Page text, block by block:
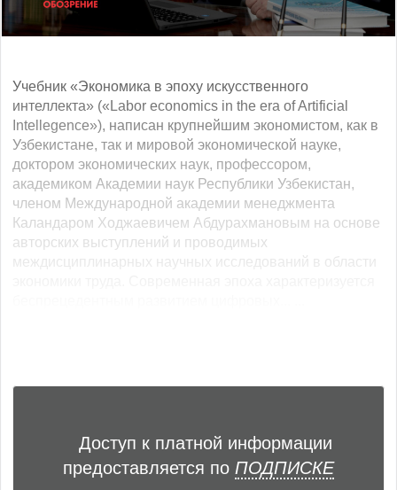
Учебник «Экономика в эпоху искусственного
интеллекта» («Labor economics in the era of Artificial
Intellegence»), написан крупнейшим экономистом, как в
Узбекистане, так и мировой экономической науке,
доктором экономических наук, профессором,
академиком Академии наук Республики Узбекистан,
членом Международной академии менеджмента
Каландаром Ходжаевичем Абдурахмановым на основе
авторских выступлений и проводимых
Доступ к платной информации
предоставляется по ПОДПИСКЕ